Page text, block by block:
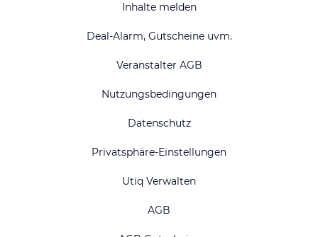
Inhalte melden
Deal-Alarm, Gutscheine uvm.
Veranstalter AGB
Nutzungsbedingungen
Datenschutz
Privatsphäre-Einstellungen
Utiq Verwalten
AGB